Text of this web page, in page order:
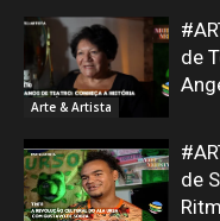
Arte & Artista
de
de